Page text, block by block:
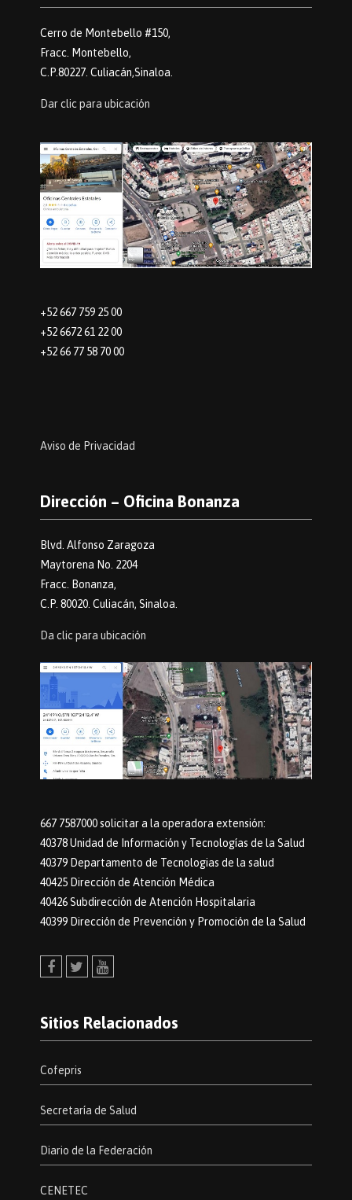
Cerro de Montebello #150,
Fracc. Montebello,
C.P.80227. Culiacán,Sinaloa.
Dar clic para ubicación
+52 667 759 25 00
+52 6672 61 22 00
+52 66 77 58 70 00
Aviso de Privacidad
Dirección – Oficina Bonanza
Blvd. Alfonso Zaragoza
Maytorena No. 2204
Fracc. Bonanza,
C.P. 80020. Culiacán, Sinaloa.
Da clic para ubicación
667 7587000 solicitar a la operadora extensión:
40378 Unidad de Información y Tecnologías de la Salud
40379 Departamento de Tecnologias de la salud
40425 Dirección de Atención Médica
40426 Subdirección de Atención Hospitalaria
40399 Dirección de Prevención y Promoción de la Salud
Sitios Relacionados
Cofepris
Secretaría de Salud
Diario de la Federación
CENETEC